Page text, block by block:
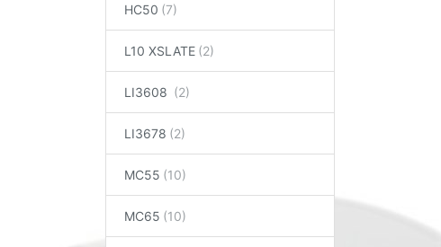
HC50
L10 XSLATE
LI3608
LI3678
MC55
MC65